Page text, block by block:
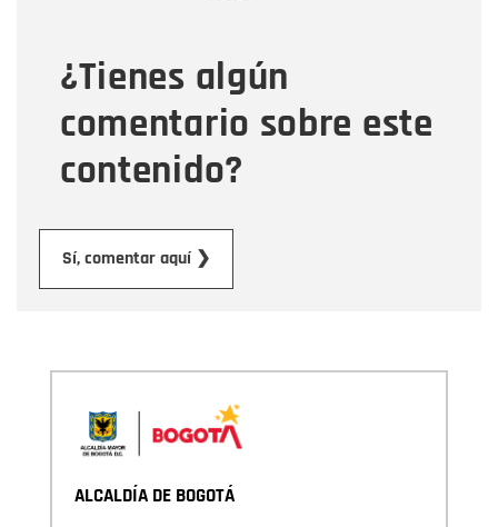
¿Tienes algún
comentario sobre este
contenido?
Sí, comentar aquí ❯
Mensaje
ALCALDÍA DE BOGOTÁ